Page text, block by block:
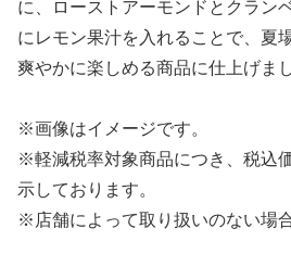
に、ローストアーモンドとクラン
にレモン果汁を入れることで、夏
爽やかに楽しめる商品に仕上げまし
※画像はイメージです。
※軽減税率対象商品につき、税込
示しております。
※店舗によって取り扱いのない場